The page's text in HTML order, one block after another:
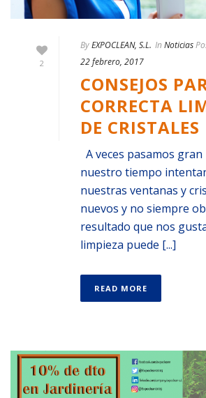
2
ByEXPOCLEAN, S.L. In Noticias
22 febrero, 2017
CONSEJOS
CORRECTA
DE CRISTALES
A veces pasamos
nuestro tiempo
nuestras ventanas y
nuevos y no siempre
resultado que nos
limpieza puede [...]
READ MORE